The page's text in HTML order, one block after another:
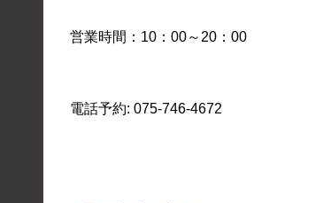
営業時間：10：00～20：00
電話予約: 075-746-4672